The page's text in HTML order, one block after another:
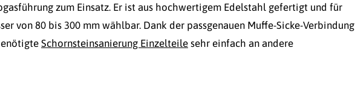
zum Einsatz. Er ist aus hochwertigem Edelstahl gefertigt und für
von 80 bis 300 mm wählbar. Dank der passgenauen Muffe-Sicke-Verbindung
Schornsteinsanierung Einzelteile sehr einfach an andere